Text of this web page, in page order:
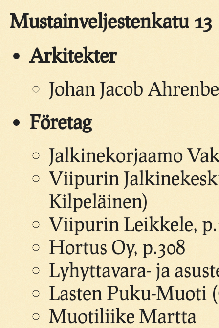
Mustainveljestenkatu 13
Arkitekter
Johan Jacob
Företag
Jalkinekorjaamo
Viipurin
Kilpeläinen)
Viipurin Leikkele,
Hortus Oy, p.308
Lyhyttavara- ja
Lasten Puku-Muoti
Muotiliike Martta